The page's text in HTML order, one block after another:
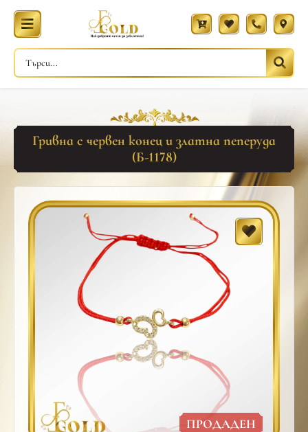
Гривна с червен конец и златна пеперуда
(Б-1178)
ПРОДАДЕН